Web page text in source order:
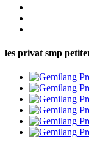
les privat smp